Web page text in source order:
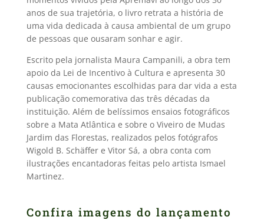
anos de sua trajetória, o livro retrata a história de
uma vida dedicada à causa ambiental de um grupo
de pessoas que ousaram sonhar e agir.
Escrito pela jornalista Maura Campanili, a obra tem
apoio da Lei de Incentivo à Cultura e apresenta 30
causas emocionantes escolhidas para dar vida a esta
publicação comemorativa das três décadas da
instituição. Além de belíssimos ensaios fotográficos
sobre a Mata Atlântica e sobre o Viveiro de Mudas
Jardim das Florestas, realizados pelos fotógrafos
Wigold B. Schäffer e Vitor Sá, a obra conta com
ilustrações encantadoras feitas pelo artista Ismael
Martinez.
Confira imagens do lançamento